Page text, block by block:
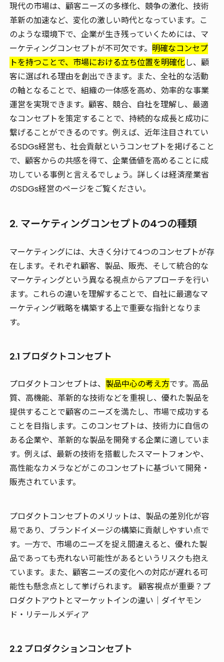
現代の市場は、顧客ニーズの多様化、競争の激化、技術
革新の加速など、変化の激しい時代となっています。こ
のような環境下で、企業が生き残っていくためには、マ
ーケティングコンセプトが不可欠です。 明確なコンセプ
トを持つことで、市場における立ち位置を明確化し、顧
客に選ばれる理由を創出できます。また、全社的な活動
の軸となることで、組織の一体感を高め、効率的な事業
運営を実現できます。顧客、競合、自社を理解し、最適
なコンセプトを策定することで、持続的な成長と成功に
繋げることができるのです。例えば、近年注目されてい
るSDGs経営も、社会貢献というコンセプトを掲げること
で、顧客からの共感を得て、企業価値を高めることに成
功している事例と言えるでしょう。詳しくは経済産業省
のSDGs経営のページをご覧ください。
2. マーケティングコンセプトの4つの種類
マーケティングには、大きく分けて4つのコンセプトが存
在します。それぞれ顧客、製品、販売、そして統合的な
マーケティングという異なる視点からアプローチを行い
ます。これらの違いを理解することで、自社に最適なマ
ーケティング戦略を構築する上で重要な指針となりま
す。
2.1 プロダクトコンセプト
プロダクトコンセプトは、 製品中心の考え方です。高品
質、高機能、革新的な技術などを重視し、優れた製品を
提供することで顧客のニーズを満たし、市場で成功する
ことを目指します。このコンセプトは、技術力に自信の
ある企業や、革新的な製品を開発する企業に適していま
す。例えば、最新の技術を搭載したスマートフォンや、
高性能なカメラなどがこのコンセプトに基づいて開発・
販売されています。
プロダクトコンセプトのメリットは、製品の差別化が容
易であり、ブランドイメージの構築に貢献しやすい点で
す。一方で、市場のニーズを捉え間違えると、優れた製
品であっても売れない可能性があるというリスクも抱え
ています。また、顧客ニーズの変化への対応が遅れる可
能性も懸念点として挙げられます。 顧客視点が重要？プ
ロダクトアウトとマーケットインの違い｜ダイヤモン
ド・リテールメディア
2.2 プロダクションコンセプト